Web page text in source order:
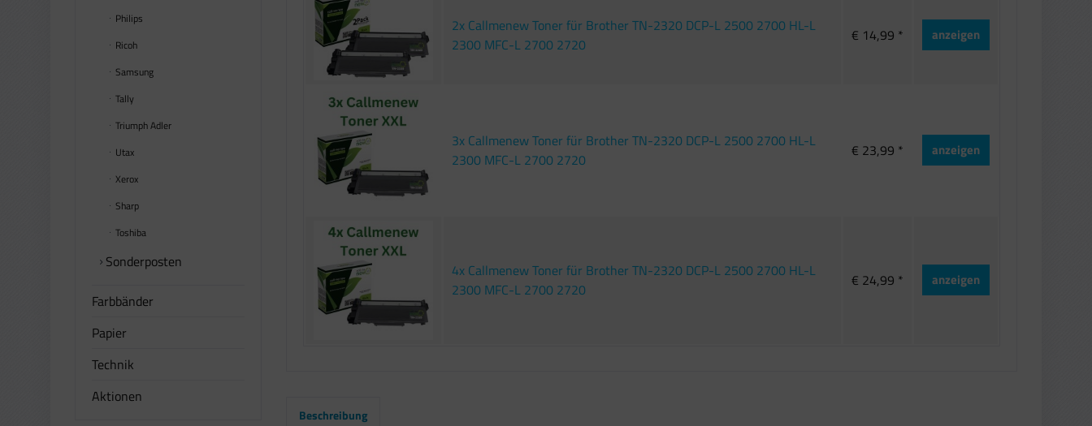
Philips
Ricoh
Samsung
Tally
Triumph Adler
Utax
Xerox
Sharp
Toshiba
Sonderposten
Farbbänder
Papier
Technik
Aktionen
2x Callmenew Toner für Brother TN-2320 DCP-L 2500 2700 HL-L
2300 MFC-L 2700 2720
€ 14,99 * anzeigen
3x Callmenew Toner für Brother TN-2320 DCP-L 2500 2700 HL-L
2300 MFC-L 2700 2720
€ 23,99 * anzeigen
4x Callmenew Toner für Brother TN-2320 DCP-L 2500 2700 HL-L
2300 MFC-L 2700 2720
€ 24,99 * anzeigen
Beschreibung